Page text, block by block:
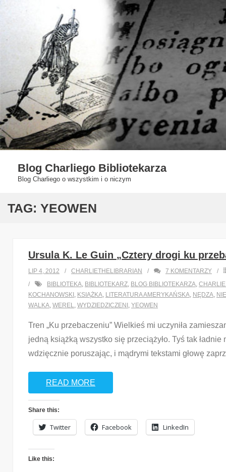
Blog Charliego Bibliotekarza
Blog Charliego o wszystkim i o niczym
TAG: YEOWEN
Ursula K. Le Guin „Cztery drogi ku
LIP 4, 2012 CHARLIETHELIBRARIAN 7 KOMENTARZY
BIBLIOTEKA, BIBLIOTEKARZ, BLOG BIBLIOTEKARZA,
KOCHANOWSKI , KSIĄŻKA, LITERATURA AMERYKAŃSKA, NĘDZA,
WALKA, WEREL, WYDZIEDZICZENI , YEOWEN
Tren „Ku przebaczeniu” Wielkieś mi uczyniła
jedną książką wszystko się przeciążyło. Tyś tak
wdzięcznie poruszając, i mądrymi tekstami głowę
READ MORE
Share this:
Twitter Facebook LinkedIn
Like this: